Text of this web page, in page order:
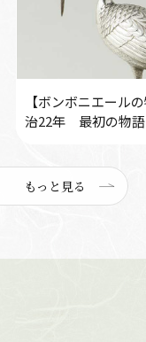
【ボンボニエール
治22年 最初の物語
もっと見る